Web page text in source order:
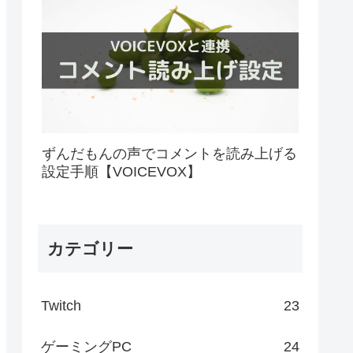
ずんだもんの声でコメントを読み上げる
設定手順【VOICEVOX】
カテゴリー
Twitch 23
ゲーミングPC 24